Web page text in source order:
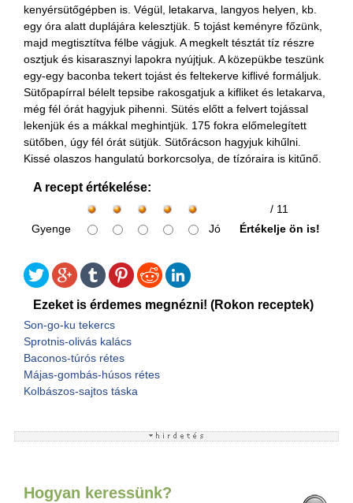
kenyérsütőgépben is. Végül, letakarva, langyos helyen, kb.
egy óra alatt duplájára kelesztjük. 5 tojást keményre főzünk,
majd megtisztítva félbe vágjuk. A megkelt tésztát tíz részre
osztjuk és kisarasznyi lapokra nyújtjuk. A közepükbe teszünk
egy-egy baconba tekert tojást és feltekerve kiflivé formáljuk.
Sütőpapírral bélelt tepsibe rakosgatjuk a kifliket és letakarva,
még fél órát hagyjuk pihenni. Sütés előtt a felvert tojással
lekenjük és a mákkal meghintjük. 175 fokra előmelegített
sütőben, úgy fél órát sütjük. Sütőrácson hagyjuk kihűlni.
Kissé olaszos hangulatú borkorcsolya, de tízóraira is kitűnő.
A recept értékelése:
/ 11
Gyenge
Jó Értékelje ön is!
Ezeket is érdemes megnézni! (Rokon receptek)
Son-go-ku tekercs
Sprotnis-olivás kalács
Baconos-túrós rétes
Májas-gombás-húsos rétes
Kolbászos-sajtos táska
Hogyan keressünk?